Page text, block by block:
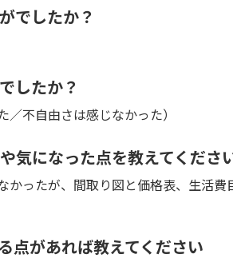
でしたか？
したか？
不自由さは感じなかった）
気になった点を教えてください
かったが、間取り図と価格表、生活
点があれば教えてください